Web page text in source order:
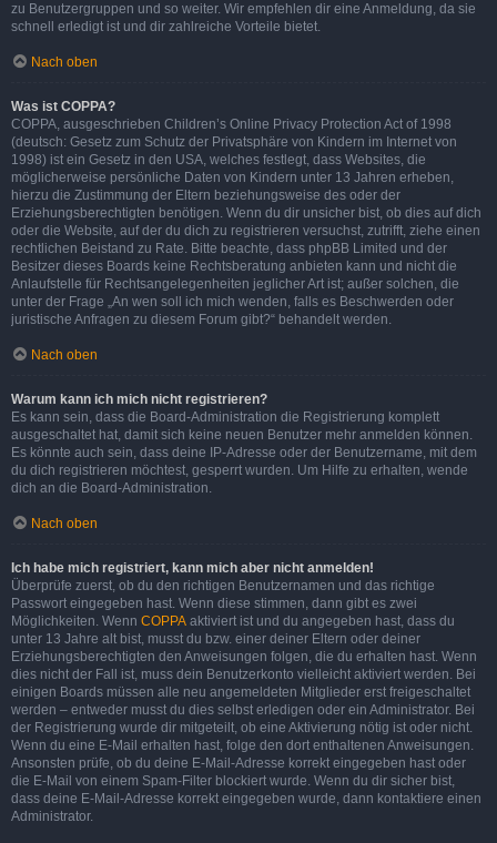
zu Benutzergruppen und so weiter. Wir empfehlen dir eine Anmeldung, da sie
schnell erledigt ist und dir zahlreiche Vorteile bietet.
Nach oben
Was ist COPPA?
COPPA, ausgeschrieben Children’s Online Privacy Protection Act of 1998
(deutsch: Gesetz zum Schutz der Privatsphäre von Kindern im Internet von
1998) ist ein Gesetz in den USA, welches festlegt, dass Websites, die
möglicherweise persönliche Daten von Kindern unter 13 Jahren erheben,
hierzu die Zustimmung der Eltern beziehungsweise des oder der
Erziehungsberechtigten benötigen. Wenn du dir unsicher bist, ob dies auf dich
oder die Website, auf der du dich zu registrieren versuchst, zutrifft, ziehe einen
rechtlichen Beistand zu Rate. Bitte beachte, dass phpBB Limited und der
Besitzer dieses Boards keine Rechtsberatung anbieten kann und nicht die
Anlaufstelle für Rechtsangelegenheiten jeglicher Art ist; außer solchen, die
unter der Frage „An wen soll ich mich wenden, falls es Beschwerden oder
juristische Anfragen zu diesem Forum gibt?“ behandelt werden.
Nach oben
Warum kann ich mich nicht registrieren?
Es kann sein, dass die Board-Administration die Registrierung komplett
ausgeschaltet hat, damit sich keine neuen Benutzer mehr anmelden können.
Es könnte auch sein, dass deine IP-Adresse oder der Benutzername, mit dem
du dich registrieren möchtest, gesperrt wurden. Um Hilfe zu erhalten, wende
dich an die Board-Administration.
Nach oben
Ich habe mich registriert, kann mich aber nicht anmelden!
Überprüfe zuerst, ob du den richtigen Benutzernamen und das richtige
Passwort eingegeben hast. Wenn diese stimmen, dann gibt es zwei
Möglichkeiten. Wenn COPPA aktiviert ist und du angegeben hast, dass du
unter 13 Jahre alt bist, musst du bzw. einer deiner Eltern oder deiner
Erziehungsberechtigten den Anweisungen folgen, die du erhalten hast. Wenn
dies nicht der Fall ist, muss dein Benutzerkonto vielleicht aktiviert werden. Bei
einigen Boards müssen alle neu angemeldeten Mitglieder erst freigeschaltet
werden – entweder musst du dies selbst erledigen oder ein Administrator. Bei
der Registrierung wurde dir mitgeteilt, ob eine Aktivierung nötig ist oder nicht.
Wenn du eine E-Mail erhalten hast, folge den dort enthaltenen Anweisungen.
Ansonsten prüfe, ob du deine E-Mail-Adresse korrekt eingegeben hast oder
die E-Mail von einem Spam-Filter blockiert wurde. Wenn du dir sicher bist,
dass deine E-Mail-Adresse korrekt eingegeben wurde, dann kontaktiere einen
Administrator.